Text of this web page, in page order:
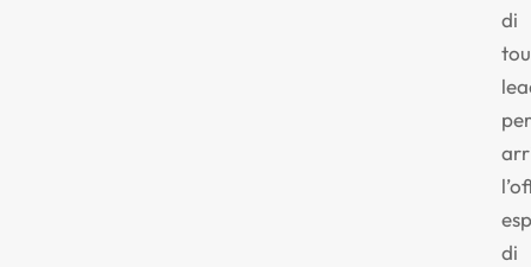
di
per
di